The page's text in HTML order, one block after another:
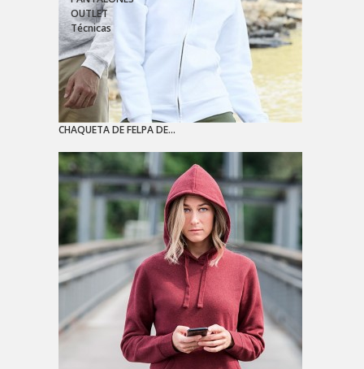
OUTLET
Técnicas
CHAQUETA DE FELPA DE...